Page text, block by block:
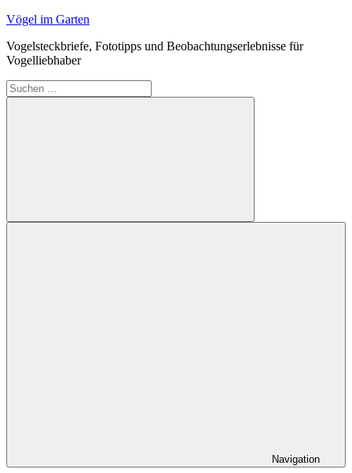
Zum
springen
Vögel im Garten
Vogelsteckbriefe, Fototipps und Beobachtungserlebnisse für
Vogelliebhaber
Suchen
nach:
Suchen
Navigation